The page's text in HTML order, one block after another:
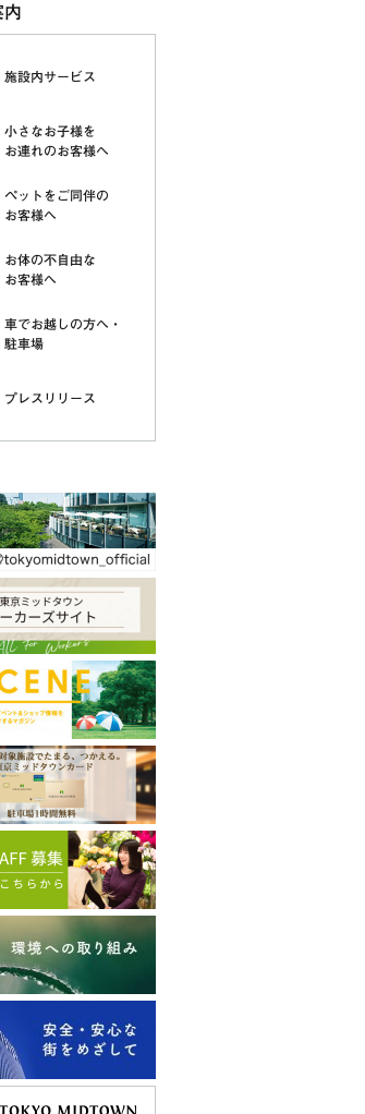
内
施設内サービス
小さなお子様を
お連れのお客様へ
ペットをご同伴の
お客様へ
お体の不自由な
お客様へ
車でお越しの方へ・
駐車場
プレスリリース